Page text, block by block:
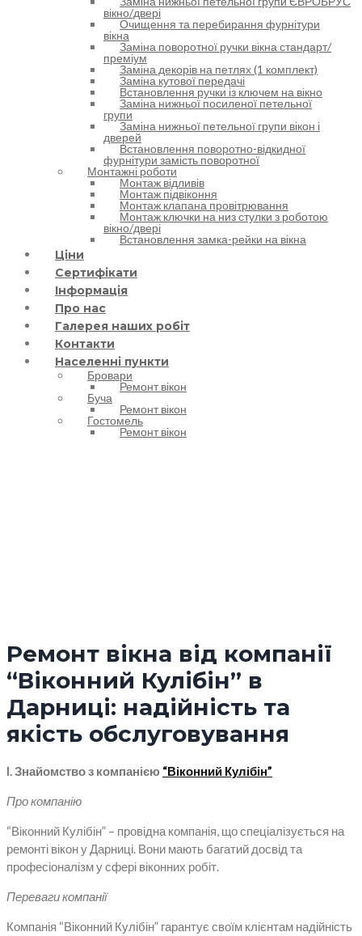
вікно/двері
Очищення та перебирання фурнітури
вікна
Заміна поворотної ручки вікна стандарт/
преміум
Заміна декорів на петлях (1 комплект)
Заміна кутової передачі
Встановлення ручки із ключем на вікно
Заміна нижньої посиленої петельної
групи
Заміна нижньої петельної групи вікон і
дверей
Встановлення поворотно-відкидної
фурнітури замість поворотної
Монтажні роботи
Монтаж відливів
Монтаж підвіконня
Монтаж клапана провітрювання
Монтаж ключки на низ стулки з роботою
вікно/двері
Встановлення замка-рейки на вікна
Ціни
Сертифікати
Інформація
Про нас
Галерея наших робіт
Контакти
Населенні пункти
Бровари
Ремонт вікон
Буча
Ремонт вікон
Гостомель
Ремонт вікон
Ремонт вікна від компанії
“Віконний Кулібін” в
Дарниці: надійність та
якість обслуговування
I. Знайомство з компанією “Віконний Кулібін”
Про компанію
“Віконний Кулібін” – провідна компанія, що спеціалізується на
ремонті вікон у Дарниці. Вони мають багатий досвід та
професіоналізм у сфері віконних робіт.
Переваги компанії
Компанія “Віконний Кулібін” гарантує своїм клієнтам надійність